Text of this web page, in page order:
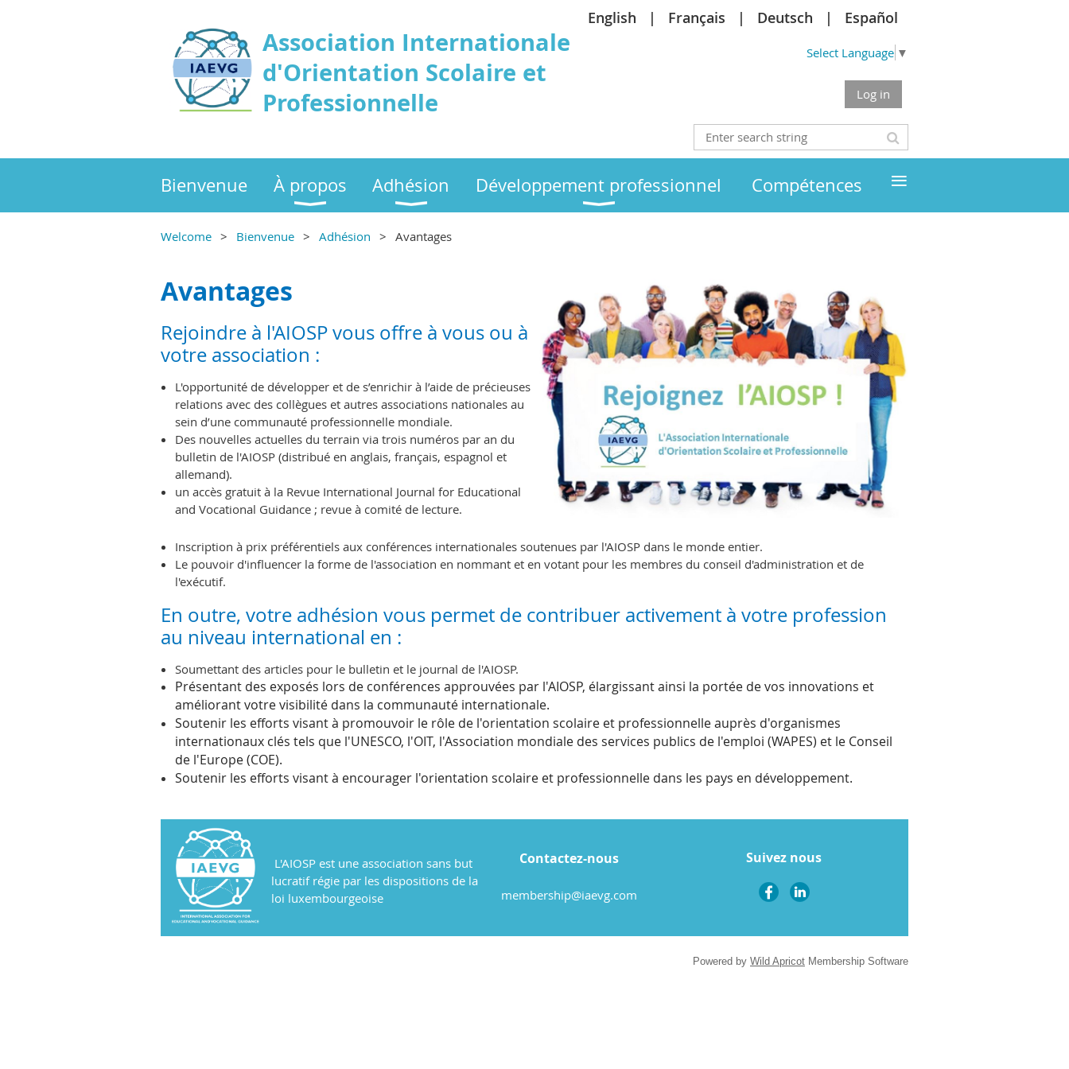
Association Internationale
d'Orientation Scolaire et
Professionnelle
English Français Deutsch Español
Select Language ▼
Log in
Bienvenue À propos Adhésion Développement professionnel Compétences ≡
Welcome Bienvenue Adhésion Avantages
Avantages
Rejoindre à l'AIOSP vous offre à vous ou à
votre association :
L'opportunité de développer et de s’enrichir à l’aide de précieuses
relations avec des collègues et autres associations nationales au
sein d’une communauté professionnelle mondiale.
Des nouvelles actuelles du terrain via trois numéros par an du
bulletin de l'AIOSP (distribué en anglais, français, espagnol et
allemand).
un accès gratuit à la Revue International Journal for Educational
and Vocational Guidance ; revue à comité de lecture.
Inscription à prix préférentiels aux conférences internationales soutenues par l'AIOSP dans le monde entier.
Le pouvoir d'influencer la forme de l'association en nommant et en votant pour les membres du conseil d'administration et de
l'exécutif.
En outre, votre adhésion vous permet de contribuer activement à votre profession
au niveau international en :
Soumettant des articles pour le bulletin et le journal de l'AIOSP.
Présentant des exposés lors de conférences approuvées par l'AIOSP, élargissant ainsi la portée de vos innovations et
améliorant votre visibilité dans la communauté internationale.
Soutenir les efforts visant à promouvoir le rôle de l'orientation scolaire et professionnelle auprès d'organismes
internationaux clés tels que l'UNESCO, l'OIT, l'Association mondiale des services publics de l'emploi (WAPES) et le Conseil
de l'Europe (COE).
Soutenir les efforts visant à encourager l'orientation scolaire et professionnelle dans les pays en développement.
L'AIOSP est une association sans but
lucratif régie par les dispositions de la
loi luxembourgeoise
Contactez-nous
membership@iaevg.com
Suivez nous
Powered by Wild Apricot Membership Software